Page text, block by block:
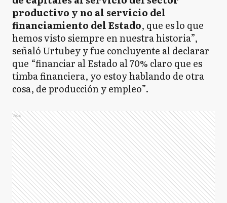
productivo y no al servicio del
financiamiento del Estado, que es lo que
hemos visto siempre en nuestra historia”,
señaló Urtubey y fue concluyente al declarar
que “financiar al Estado al 70% claro que es
timba financiera, yo estoy hablando de otra
cosa, de producción y empleo”.
Ads